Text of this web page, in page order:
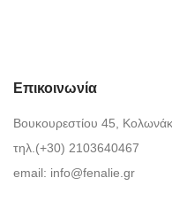
Επικοινωνία
Βουκουρεστίου 45,
τηλ.(+30) 2103640467
email: info@fenalie.gr